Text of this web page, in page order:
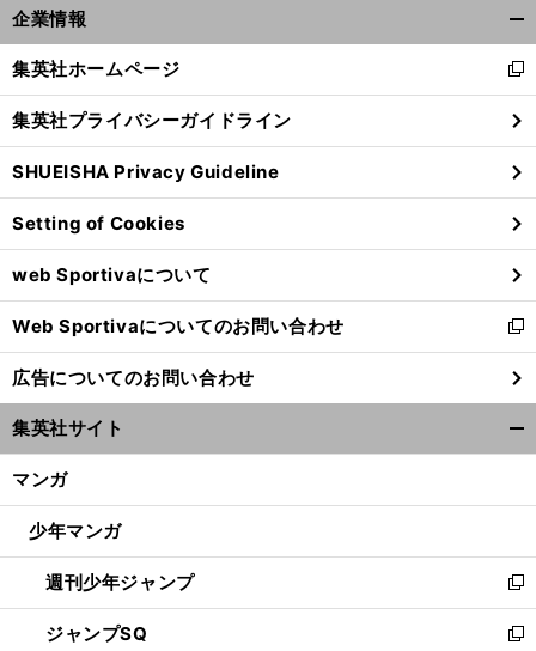
企業情報
閉
る
集英社ホームページ
新
し
い
ウ
ィ
ン
ド
ウ
で
開
く
集英社プライバシーガイドライン
SHUEISHA Privacy Guideline
Setting of Cookies
web Sportivaについて
Web Sportivaについてのお問い合わせ
新
し
い
ウ
ィ
ン
ウ
開
く
広告についてのお問い合わせ
集英社サイト
マンガ
少年マンガ
週刊少年ジャンプ
新
し
い
ジャンプSQ
新